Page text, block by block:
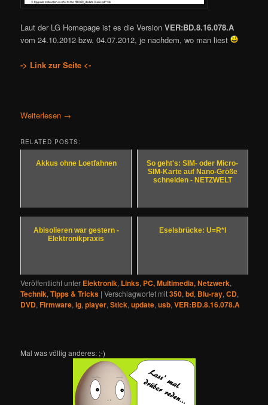
Laut der LG Homepage ist es die VersionVER:BD.8.16.078.A
vom 24.10.2012 bzw. 04.07.2012, je nachdem, wo man liest
-> Link zur Seite <-
Weiterlesen →
RELATED POSTS:
Akkus ohne Loetfahnen
So geht's: SIM- oder Micro-
SIM-Karte auf Nano-Größe
schneiden - NETZWELT
Abisolieren war gestern -
Elektronikpraxis
Eselsbrücke: U=R*I
Veröffentlicht unter Elektronik, Links, PC, Multimedia, Netzwerk,
Technik,Tipps & Tricks |Verschlagwortet mit350,bd, Blu-ray,CD,
DVD,Firmware,lg,player,Stick,update,usb,VER:BD.8.16.078.A
Mal was völlig anderes: ;-)